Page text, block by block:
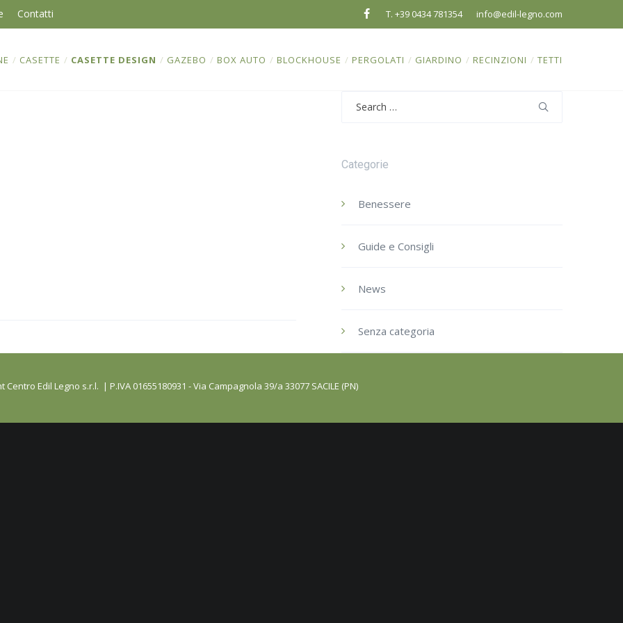
Contatti info@edil-legno.com
T. +39 0434 781354
/ CASETTE / CASETTE DESIGN / GAZEBO / BOX AUTO / BLOCKHOUSE / PERGOLATI / GIARDINO / RECINZIONI / TETTI
Categorie
Benessere
Guide e Consigli
News
Senza categoria
Edil Legno s.r.l. | P.IVA 01655180931 - Via Campagnola 39/a 33077 SACILE (PN)